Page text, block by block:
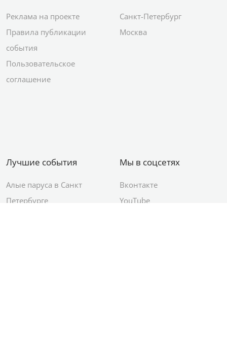
Реклама на проекте
Правила публикации
события
Пользовательское
соглашение
Санкт-Петербург
Москва
Лучшие события
Алые паруса в Санкт
Петербурге
Мы в соцсетях
Вконтакте
YouTube